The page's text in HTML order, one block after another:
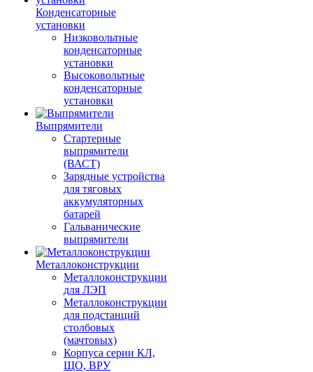
Конденсаторные
установки
Низковольтные
конденсаторные
установки
Высоковольтные
конденсаторные
установки
Выпрямители
Стартерные
выпрямители
(ВАСТ)
Зарядные устройства
для тяговых
аккумуляторных
батарей
Гальванические
выпрямители
Металлоконструкции
Металлоконструкции
для ЛЭП
Металлоконструкции
для подстанций
столбовых
(мачтовых)
Корпуса серии КЛ,
ЩО, ВРУ